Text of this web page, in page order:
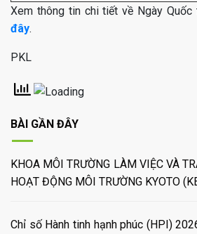
Xem thông tin chi tiết về Ngày Quốc
đây.
PKL
BÀI GẦN ĐÂY
KHOA MÔI TRƯỜNG LÀM VIỆC VÀ
HOẠT ĐỘNG MÔI TRƯỜNG KYOTO
Chỉ số Hành tinh hạnh phúc (HPI)